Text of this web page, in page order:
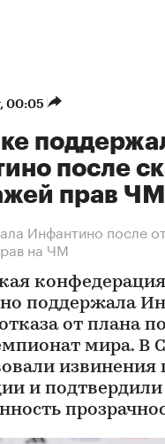
00:05
после
прав ЧМ
Инфантино после
на ЧМ
конфедерация
поддержала
от плана
мира. В
извинения
и подтвердили